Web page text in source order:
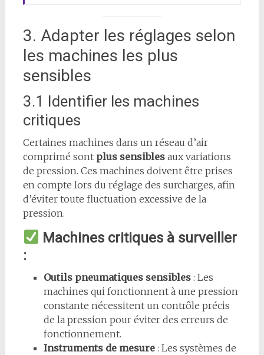
3. Adapter les réglages selon
les machines les plus
sensibles
3.1 Identifier les machines
critiques
Certaines machines dans un réseau d’air
comprimé sont plus sensiblesaux variations
de pression. Ces machines doivent être prises
en compte lors du réglage des surcharges, afin
d’éviter toute fluctuation excessive de la
pression.
Machines critiques à surveiller
:
Outils pneumatiques sensibles: Les
machines qui fonctionnent à une pression
constante nécessitent un contrôle précis
de la pression pour éviter des erreurs de
fonctionnement.
Instruments de mesure: Les systèmes de